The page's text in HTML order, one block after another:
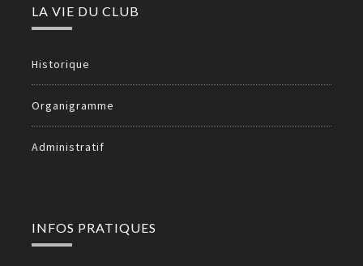
LA VIE DU CLUB
Historique
Organigramme
Administratif
INFOS PRATIQUES